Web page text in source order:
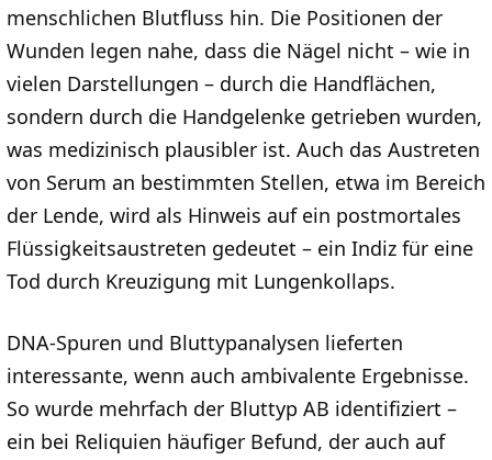
menschlichen Blutfluss hin. Die Positionen der
Wunden legen nahe, dass die Nägel nicht – wie in
vielen Darstellungen – durch die Handflächen,
sondern durch die Handgelenke getrieben wurden,
was medizinisch plausibler ist. Auch das Austreten
von Serum an bestimmten Stellen, etwa im Bereich
der Lende, wird als Hinweis auf ein postmortales
Flüssigkeitsaustreten gedeutet – ein Indiz für eine
Tod durch Kreuzigung mit Lungenkollaps.
DNA-Spuren und Bluttypanalysen lieferten
interessante, wenn auch ambivalente Ergebnisse.
So wurde mehrfach der Bluttyp AB identifiziert –
ein bei Reliquien häufiger Befund, der auch auf